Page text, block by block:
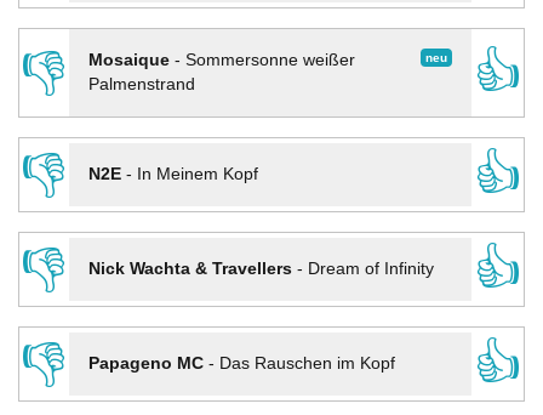
👎
neu
Mosaique- Sommersonne weißer
Palmenstrand
👍
👎
N2E- In Meinem Kopf
👍
👎
Nick Wachta & Travellers- Dream of Infinity
👍
👎
Papageno MC- Das Rauschen im Kopf
👍